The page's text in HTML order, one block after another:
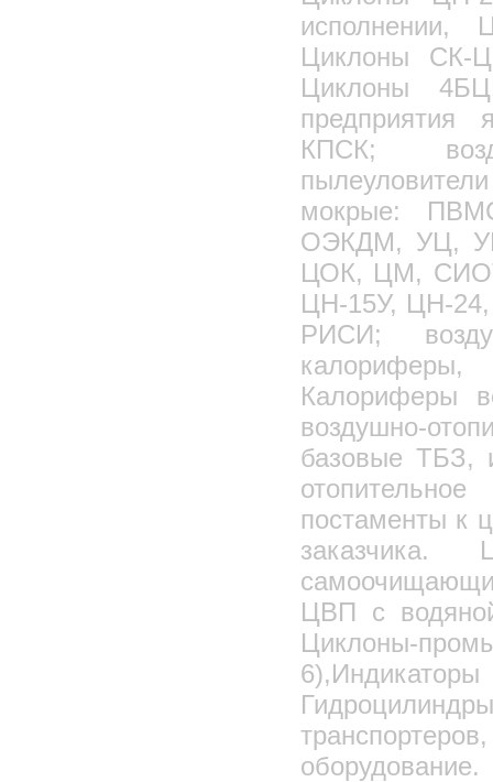
Циклоны СК-
Циклоны
КПСК;
мокрые:
ОЭКДМ, УЦ,
ЦОК, ЦМ,
ЦН-15У, ЦН-
РИСИ;
Калориферы
воздушно-
базовые ТБЗ,
постаменты к
ЦВП с
Циклоны-
оборудование.